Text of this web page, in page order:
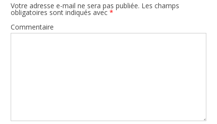
Votre adresse e-mail ne sera pas publiée. Les champs
obligatoires sont indiqués avec*
Commentaire